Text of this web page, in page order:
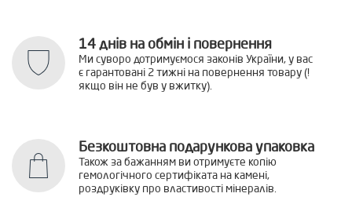
14 днів на обмін і повернення
Ми суворо дотримуємося законів України, у вас
є гарантовані 2 тижні на повернення товару (!
якщо він не був у вжитку).
Безкоштовна подарункова упаковка
Також за бажанням ви отримуєте копію
гемологічного сертифіката на камені,
роздруківку про властивості мінералів.